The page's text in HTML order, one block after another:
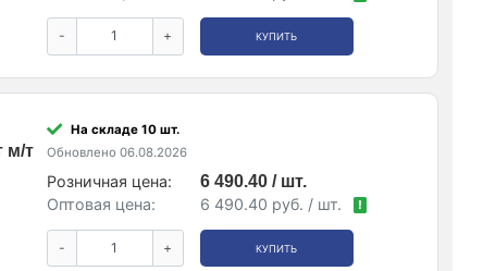
- + КУПИТЬ
м/т
На складе 10 шт.
Обновлено 06.08.2026
Розничная цена:
6 490.40 / шт.
Оптовая цена:
6 490.40 руб. / шт. !
- + КУПИТЬ